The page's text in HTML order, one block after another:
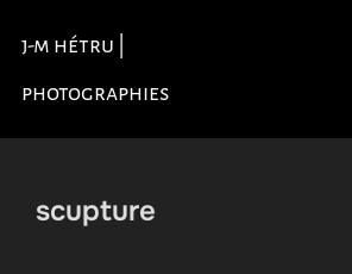
contenu
j-m hétru |
photographies
scupture